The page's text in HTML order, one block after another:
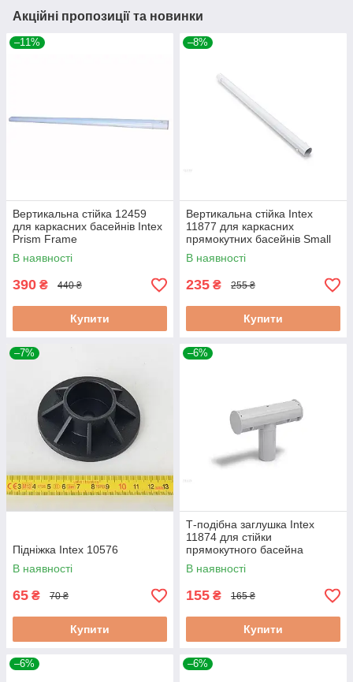
Акційні пропозиції та новинки
–11%
Вертикальна стійка 12459
для каркасних басейнів Intex
Prism Frame
В наявності
390 ₴ 440 ₴
Купити
–8%
Вертикальна стійка Intex
11877 для каркасних
прямокутних басейнів Small
Frame (28270)
В наявності
235 ₴ 255 ₴
Купити
–7%
Підніжка Intex 10576
В наявності
65 ₴ 70 ₴
Купити
–6%
Т-подібна заглушка Intex
11874 для стійки
прямокутного басейна
(28270, 28271, 28272)
В наявності
155 ₴ 165 ₴
Купити
–6% –6%